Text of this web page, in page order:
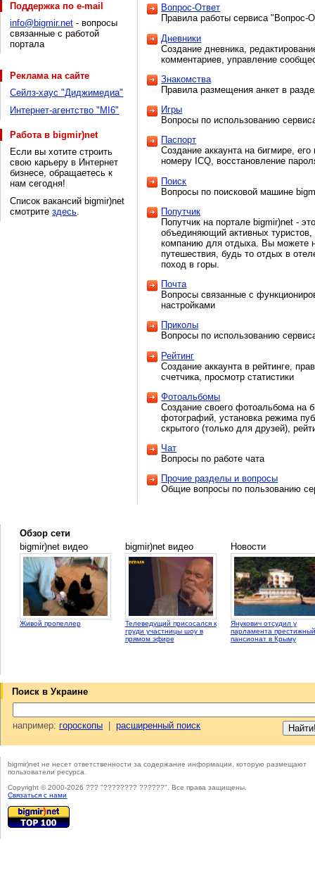
Поддержка по e-mail
info@bigmir.net - вопросы
связанные с работой
портала
Реклама на сайте
Cейлз-хаус "Диджимедиа"
Интернет-агентство "МІ6"
Работа в bigmir)net
Если вы хотите строить
свою карьеру в Интернет
бизнесе, обращаетесь к
нам сегодня!
Список вакансий bigmir)net
смотритездесь
Вопрос-Ответ
Правила работы сервиса "Вопрос-
Дневники
Создание дневника,
комментариев, управление
Знакомства
Правила размещения анкет в
Игры
Вопросы по использованию
Паспорт
Создание аккаунта на бигмире,
номеру ICQ, восстановление
Поиск
Вопросы по поисковой машине
Попутчик
Попутчик на портале bigmir)net -
объединяющий активных
компанию для отдыха. Вы можете
путешествия, будь то отдых в
поход в горы.
Почта
Вопросы связанные с
настройками
Приколы
Вопросы по использованию
Рейтинг
Создание аккаунта в рейтинге,
счетчика, просмотр статистики
Фотоальбомы
Создание своего фотоальбома на
фотографий, установка режима
скрытого (только для друзей),
Чат
Вопросы по работе чата
Прочие разделы и вопросы
Общие вопросы по пользованию
Обзор сети
bigmir)net видео
Живой пропеллер
bigmir)net видео
Телеведущий присосался к
груди участницы шоу в
прямом эфире
Новости
Янукович отсудил у
парламента престижный
пансионат в Крыму
Поиск в Украине
например:гороскопы |расширенный поиск
bigmir)net не несет ответственности за содержание информации, которую размещают
пользователи ресурса.
Copyright © 2000-2026 ??? "???????? ??????". Все права защищены.
Cвязаться с нами